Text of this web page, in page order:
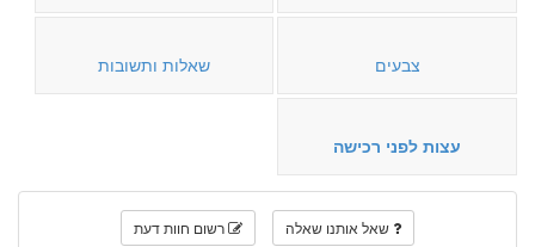
צבעים שאלות ותשובות
עצות לפני רכישה
שאל אותנו שאלה רשום חוות דעת